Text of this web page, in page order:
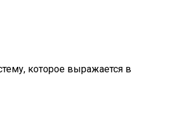
которое выражается в